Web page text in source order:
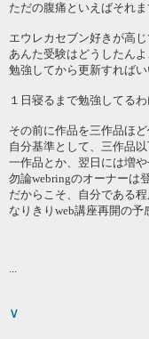
ただの腹痛といえばそれま
エウレカセブン好きが高じ
あんた受験はどうしたん
勉強してから更新すればい
１日寝るまで勉強してる
その前に作品を三作品ほ
自分基準として、三作品
一作品とか、翌日には増
勿論webringのオーナーは
だからこそ、自分である
なりきりweb講座再開の
...
∨